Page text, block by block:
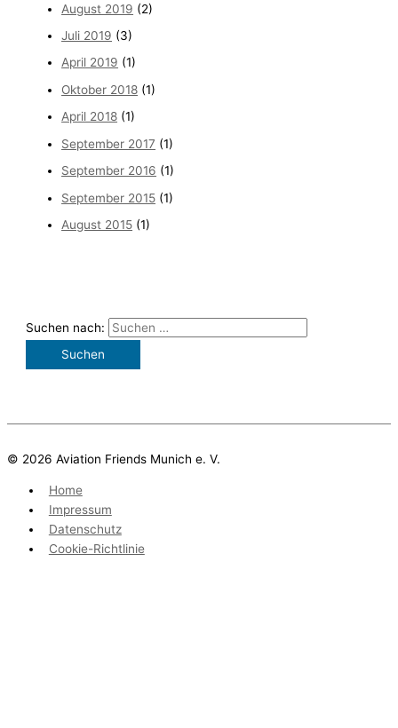
August 2019 (2)
Juli 2019 (3)
April 2019 (1)
Oktober 2018 (1)
April 2018 (1)
September 2017 (1)
September 2016 (1)
September 2015 (1)
August 2015 (1)
Suchen nach:
© 2026 Aviation Friends Munich e. V.
Home
Impressum
Datenschutz
Cookie-Richtlinie